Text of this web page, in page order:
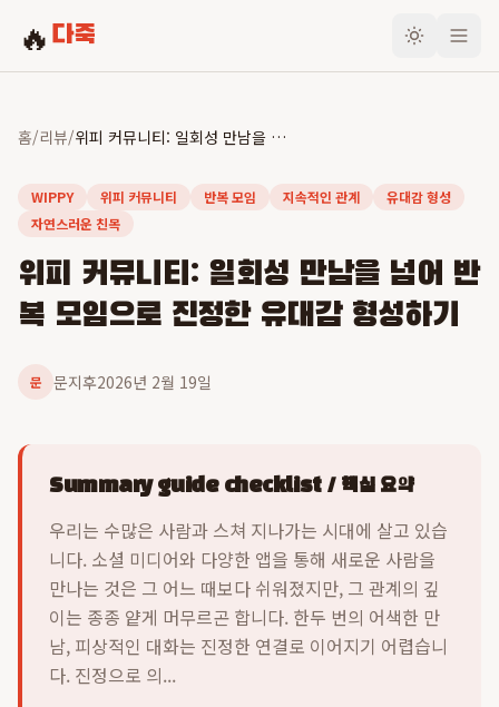
🔥 다죽
홈/리뷰/ 위피 커뮤니티: 일회성 만남을 넘어 반복 모임으로 진정한 유대감 형성하기
WIPPY 위피 커뮤니티 반복 모임 지속적인 관계
유대감 형성
자연스러운 친목
위피 커뮤니티: 일회성 만남을 넘어 반
복 모임으로 진정한 유대감 형성하기
문 문지후2026년 2월 19일
Summary guide checklist / 핵심 요약
우리는 수많은 사람과 스쳐 지나가는 시대에 살고 있습
니다. 소셜 미디어와 다양한 앱을 통해 새로운 사람을
만나는 것은 그 어느 때보다 쉬워졌지만, 그 관계의 깊
이는 종종 얕게 머무르곤 합니다. 한두 번의 어색한 만
남, 피상적인 대화는 진정한 연결로 이어지기 어렵습니
다. 진정으로 의...